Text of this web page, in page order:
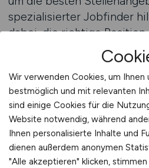
spezialisierter Jobfinder
dabei, die richtige Position
bevorzugten Umfeld zu
Jobfinder ermöglicht es,
Kriterien zu filtern, wie
Tätigkeitsbereich, dem
der Art der Einrichtung.
sorgen dafür, dass
Angebote angezeigt
Vorstellungen entsprechen.
Wir verwenden Cookies, um Ihnen
bestmöglich und mit relevanten
sind einige Cookies für die
Website notwendig, während
Ihnen personalisierte Inhalte und
dienen außerdem anonymen
"Alle akzeptieren" klicken,